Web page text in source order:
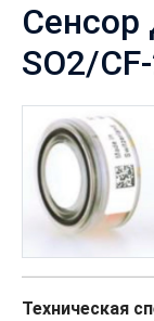
Сенсор
SO2/
Техническая